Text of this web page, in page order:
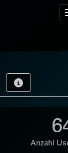
Anzahl